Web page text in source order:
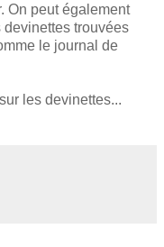
On peut également
trouvées
le journal de
les devinettes...